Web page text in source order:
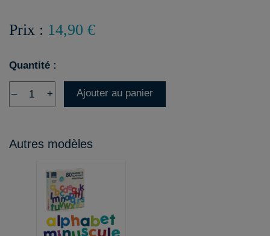
Prix : 14,90 €
Quantité :
– + Ajouter au panier
Autres modèles